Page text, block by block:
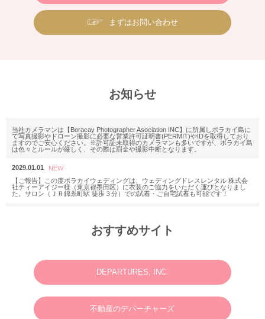
まずはお問い合わせ
お知らせ
当社カメラマンは【Boracay Photographer Asociation INC】に所属しボラカイ島に
て写真撮影やドローン撮影に必要な営業許可証明書(PERMIT)やIDを取得しており
ますのでご安心ください。※許可証未取得のカメラマンも多いですが、ボラカイ島
は色々とルールが厳しく、その際は罰金や撮影中断となります。
2029.01.01
【ご報告】この度ボラカイウェディングは、ウェディングドレスレンタル 株式会
社ティーアイジー様（東京都墨田区）に衣装のご協力をいただく運びとなりまし
た。サロン（ＪＲ錦糸町駅 徒歩３分）での試着・ご自宅試着も可能です！
M様 2025年12月or2026年2月
ウェディングフォトお問い合わせありがとうございます。
N様 2025年7月 ウェディングフォト・動画・ドローンご予約ありがとうございま
M様 2025年4月 ウェディングフォトお問い合わせありがとうございます。
おすすめサイト
DEPARTURES, INC.
不動産のデパーチャーズ